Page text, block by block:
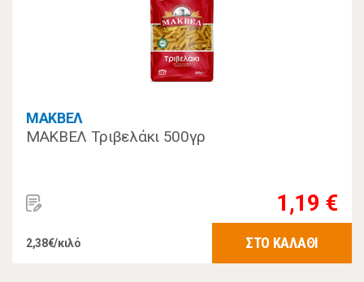
ΜΑΚΒΕΛ
ΜΑΚΒΕΛ Τριβελάκι 500γρ
1,19 €
2,38€/κιλό ΣΤΟ ΚΑΛΑΘΙ